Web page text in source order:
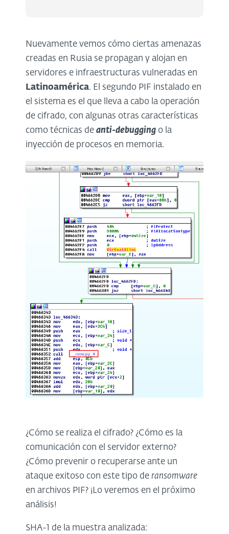
Nuevamente vemos cómo ciertas amenazas
creadas en Rusia se propagan y alojan en
servidores e infraestructuras vulneradas en
Latinoamérica. El segundo PIF instalado en
el sistema es el que lleva a cabo la operación
de cifrado, con algunas otras características
como técnicas de anti-debugging o la
inyección de procesos en memoria.
¿Cómo se realiza el cifrado? ¿Cómo es la
comunicación con el servidor externo?
¿Cómo prevenir o recuperarse ante un
ataque exitoso con este tipo de ransomware
en archivos PIF? ¡Lo veremos en el próximo
análisis!
SHA-1 de la muestra analizada: